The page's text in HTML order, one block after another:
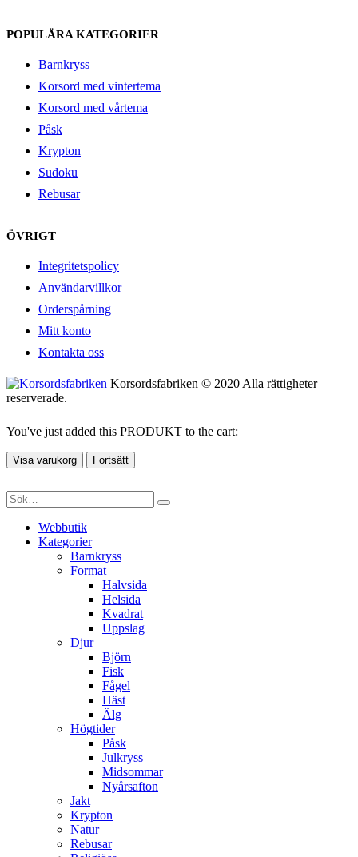
POPULÄRA KATEGORIER
Barnkryss
Korsord med vintertema
Korsord med vårtema
Påsk
Krypton
Sudoku
Rebusar
ÖVRIGT
Integritetspolicy
Användarvillkor
Orderspårning
Mitt konto
Kontakta oss
Korsordsfabriken © 2020 Alla rättigheter
reserverade.
You've just added this PRODUKT to the cart:
Visa varukorg Fortsätt
Webbutik
Kategorier
Barnkryss
Format
Halvsida
Helsida
Kvadrat
Uppslag
Djur
Björn
Fisk
Fågel
Häst
Älg
Högtider
Påsk
Julkryss
Midsommar
Nyårsafton
Jakt
Krypton
Natur
Rebusar